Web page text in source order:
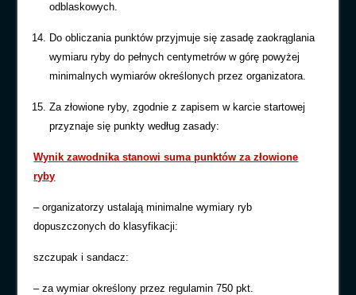
odblaskowych.
Do obliczania punktów przyjmuje się zasadę zaokrąglania
wymiaru ryby do pełnych centymetrów w górę powyżej
minimalnych wymiarów określonych przez organizatora.
Za złowione ryby, zgodnie z zapisem w karcie startowej
przyznaje się punkty według zasady:
Wynik zawodnika stanowi suma punktów za złowione
ryby
– organizatorzy ustalają minimalne wymiary ryb
dopuszczonych do klasyfikacji:
szczupak i sandacz:
– za wymiar określony przez regulamin 750 pkt.